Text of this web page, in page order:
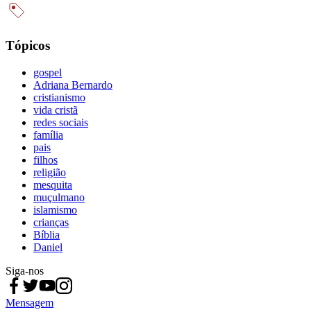
Tópicos
gospel
Adriana Bernardo
cristianismo
vida cristã
redes sociais
família
pais
filhos
religião
mesquita
muçulmano
islamismo
crianças
Bíblia
Daniel
Siga-nos
Mensagem